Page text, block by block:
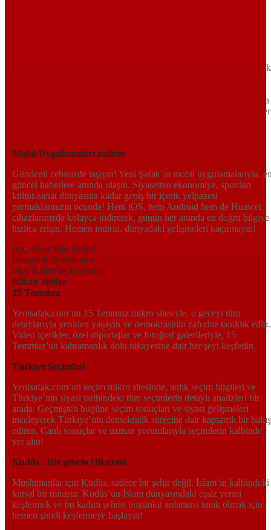
Tarafsız, dinamik ve derinlemesine habercilik anlayışıyla Yeni
bir yelpazede sunduğu haberlerle, hem Türkiye’de hem de dünyada
neler olup bittiğini anında öğrenin. Dijital platformlarıyla her an, her
Mobil Uygulamaları indirin
Gündemi cebinizde taşıyın! Yeni Şafak’ın mobil uygulamalarıyla,
güncel haberlere anında ulaşın. Siyasetten ekonomiye, spordan
kültür-sanat dünyasına kadar geniş bir içerik yelpazesi
parmaklarınızın ucunda! Hem iOS, hem Android hem de Huawei
cihazlarınızda kolayca indirerek, günün her anında en doğru bilgiye
hızlıca erişin. Hemen indirin, dünyadaki gelişmeleri kaçırmayın!
App Store’dan indirin
Google Play’dan alın
App Galeri ile keşfedin
Mikro Siteler
15 Temmuz
Yenisafak.com’un 15 Temmuz mikro sitesiyle, o geceyi tüm
detaylarıyla yeniden yaşayın ve demokrasinin zaferine tanıklık edin.
Video içerikler, özel röportajlar ve fotoğraf galerileriyle, 15
Temmuz’un kahramanlık dolu hikayesine dair her şeyi keşfedin.
Türkiye Seçimleri
Yenisafak.com’un seçim mikro sitesinde, anlık seçim bilgileri ve
Türkiye’nin siyasi tarihindeki tüm seçimlerin detaylı analizleri bir
arada. Geçmişten bugüne seçim sonuçları ve siyasi gelişmeleri
inceleyerek Türkiye’nin demokratik sürecine dair kapsamlı bir bakış
edinin. Canlı sonuçlar ve uzman yorumlarıyla seçimlerin kalbinde
yer alın!
Kudüs : Bir şehrin Hikayesi
Müslümanlar için Kudüs, sadece bir şehir değil, İslam’ın kalbindeki
kutsal bir mirastır. Kudüs’ün İslam dünyasındaki eşsiz yerini
keşfetmek ve bu kadim şehrin bugünkü anlamına tanık olmak için
hemen şimdi keşfetmeye başlayın!